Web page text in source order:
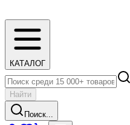
КАТАЛОГ
Найти
Поиск...